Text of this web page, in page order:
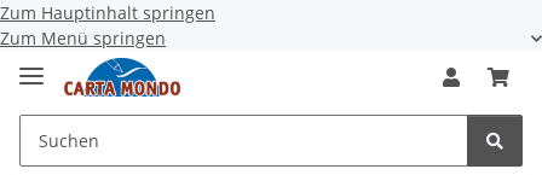
Zum Hauptinhalt springen
Zum Menü springen